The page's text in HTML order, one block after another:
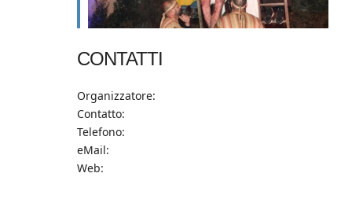
CONTATTI
Organizzatore:
Contatto:
Telefono:
eMail:
Web: